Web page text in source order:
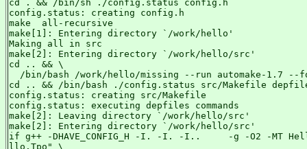
cd . && /bin/sh ./config.status config.h
config.status: creating config.h
make  all-recursive
make[1]: Entering directory `/work/hello'
Making all in src
make[2]: Entering directory `/work/hello/src'
cd .. && \
/bin/bash /work/hello/missing --run automake-1.7 --
cd .. && /bin/bash ./config.status src/Makefile
config.status: creating src/Makefile
config.status: executing depfiles commands
make[2]: Leaving directory `/work/hello/src'
make[2]: Entering directory `/work/hello/src'
if g++ -DHAVE_CONFIG_H -I. -I. -I..     -g -O2 -MT
llo.Tpo" \